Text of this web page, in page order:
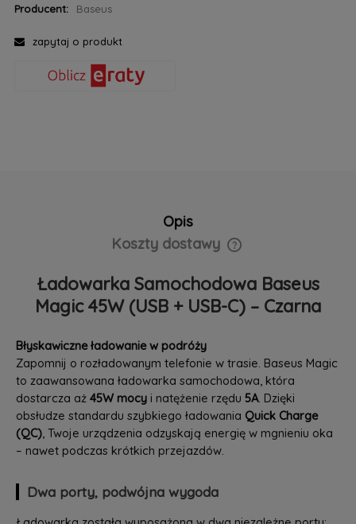
Producent:
Baseus
zapytaj o produkt
Opis
Koszty dostawy
Cena nie zawiera ewentualnych kosztów płatności
Ładowarka Samochodowa Baseus
Magic 45W (USB + USB-C) – Czarna
Błyskawiczne ładowanie w podróży
Zapomnij o rozładowanym telefonie w trasie. Baseus Magic
to zaawansowana ładowarka samochodowa, która
dostarcza aż 45W mocyi natężenie rzędu 5A. Dzięki
obsłudze standardu szybkiego ładowania Quick Charge
(QC), Twoje urządzenia odzyskają energię w mgnieniu oka
– nawet podczas krótkich przejazdów.
Dwa porty, podwójna wygoda